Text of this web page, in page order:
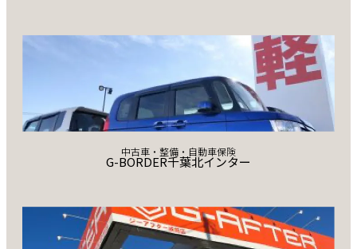
中古車・整備・自動車保険
G-BORDER千葉北インター